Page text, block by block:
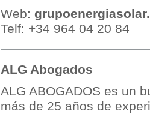
Web:
Telf: +34 964 04 20 84
ALG Abogados
ALG ABOGADOS es un
más de 25 años de